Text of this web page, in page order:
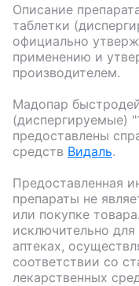
Описание
таблетки
официально
применению и
производителем.
Мадопар
(диспергируемые)
предоставлены
средств Видаль.
Предоставленная
препараты не
или покупке
исключительно
аптеках,
соответствии со
лекарственных